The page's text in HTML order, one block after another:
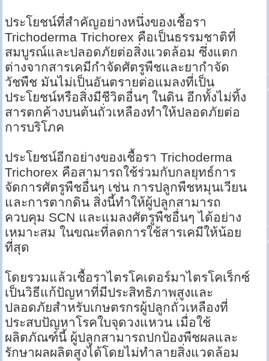
ประโยชน์ที่สำคัญอย่างหนึ่งของเชื้อรา
Trichoderma Trichorex คือเป็นธรรมชาติที่
สมบูรณ์และปลอดภัยต่อสิ่งแวดล้อม ซึ่งแตก
ต่างจากสารเคมีกำจัดศัตรูพืชและยากำจัด
วัชพืช มันไม่เป็นอันตรายต่อแมลงที่เป็น
ประโยชน์หรือสิ่งมีชีวิตอื่นๆ ในดิน อีกทั้งไม่ทิ้ง
สารตกค้างบนต้นถั่วเหลืองทำให้ปลอดภัยต่อ
การบริโภค
ประโยชน์อีกอย่างของเชื้อรา Trichoderma
Trichorex คือสามารถใช้ร่วมกับกลยุทธ์การ
จัดการศัตรูพืชอื่นๆ เช่น การปลูกพืชหมุนเวียน
และการตากดิน สิ่งนี้ทำให้ผู้ปลูกสามารถ
ควบคุม SCN และแมลงศัตรูพืชอื่นๆ ได้อย่าง
เหมาะสม ในขณะที่ลดการใช้สารเคมีให้น้อย
ที่สุด
โดยรวมแล้วเชื้อราไตรโคเดอร์มาไตรโคเร็กซ์
เป็นวิธีแก้ปัญหาที่มีประสิทธิภาพสูงและ
ปลอดภัยสำหรับเกษตรกรผู้ปลูกถั่วเหลืองที่
ประสบปัญหาโรคใบจุดวงแหวน เมื่อใช้
ผลิตภัณฑ์นี้ ผู้ปลูกสามารถปกป้องพืชผลและ
รักษาผลผลิตสูงได้โดยไม่ทำลายสิ่งแวดล้อม